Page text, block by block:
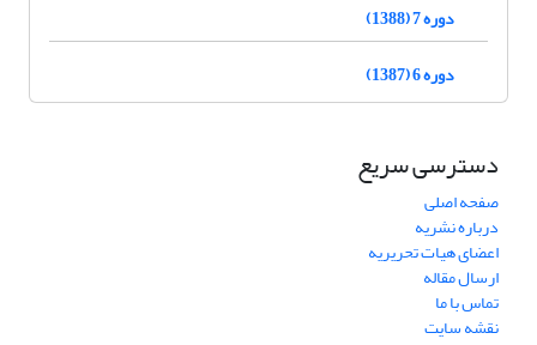
دوره 7 (1388)
دوره 6 (1387)
دسترسی سریع
صفحه اصلی
درباره نشریه
اعضای هیات تحریریه
ارسال مقاله
تماس با ما
نقشه سایت